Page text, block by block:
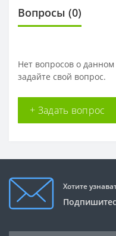
Вопросы (0)
Нет вопросов о
задайте свой вопрос.
+ Задать вопрос
Хотите